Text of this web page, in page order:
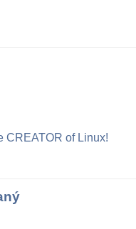
CREATOR of Linux!